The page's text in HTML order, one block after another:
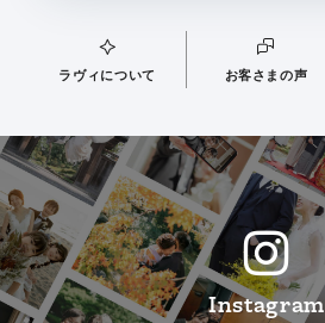
ラヴィについて お客さまの声
Instagram